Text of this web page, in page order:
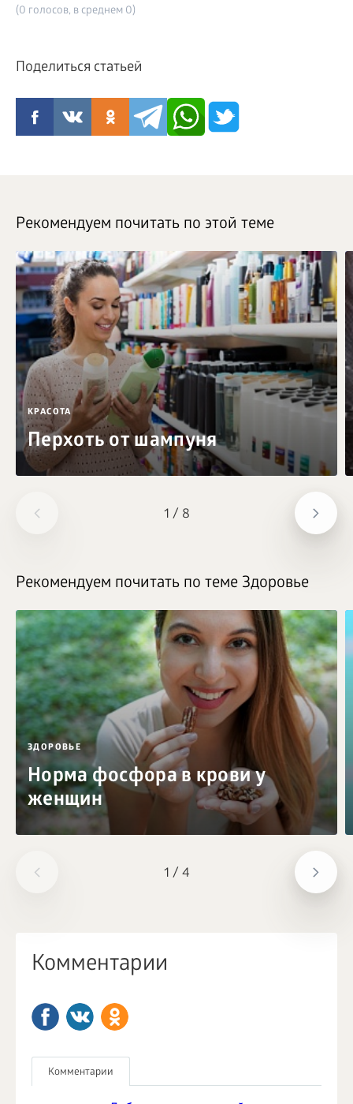
(0 голосов, в среднем 0)
Поделиться статьей
1 / 8
Рекомендуем почитать по этой теме
КРАСОТА
Перхоть от шампуня
1 / 4
Рекомендуем почитать по теме Здоровье
ЗДОРОВЬЕ
Норма фосфора в крови у
женщин
Комментарии
Комментарии